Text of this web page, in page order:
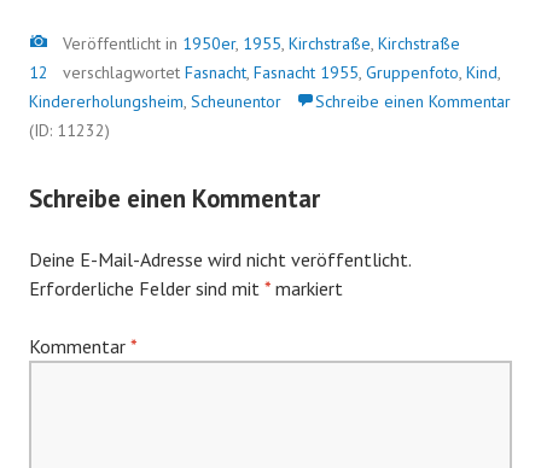
Bild
Veröffentlicht in 1950er, 1955, Kirchstraße, Kirchstraße
12
verschlagwortet Fasnacht, Fasnacht 1955, Gruppenfoto, Kind,
Kindererholungsheim, Scheunentor
Schreibe einen Kommentar
(ID: 11232)
Schreibe einen Kommentar
Deine E-Mail-Adresse wird nicht veröffentlicht.
Erforderliche Felder sind mit * markiert
Kommentar *